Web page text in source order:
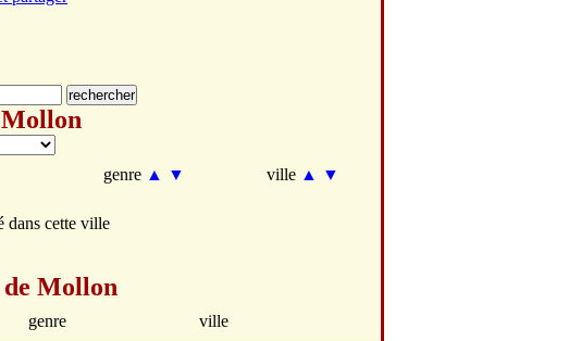
Mollon
genre ▲ ▼ ville ▲ ▼
dans cette ville
Mollon
genre
ville